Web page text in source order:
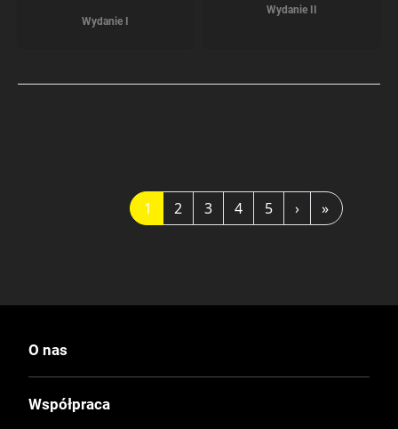
Wydanie I
Wydanie II
1 2 3 4 5 › »
O nas
Współpraca